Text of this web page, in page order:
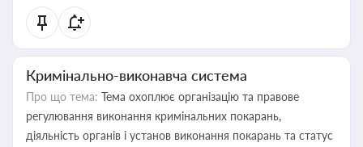
Кримінально-виконавча система
Про що тема: Тема охоплює організацію та правове
регулювання виконання кримінальних покарань,
діяльність органів і установ виконання покарань та статус